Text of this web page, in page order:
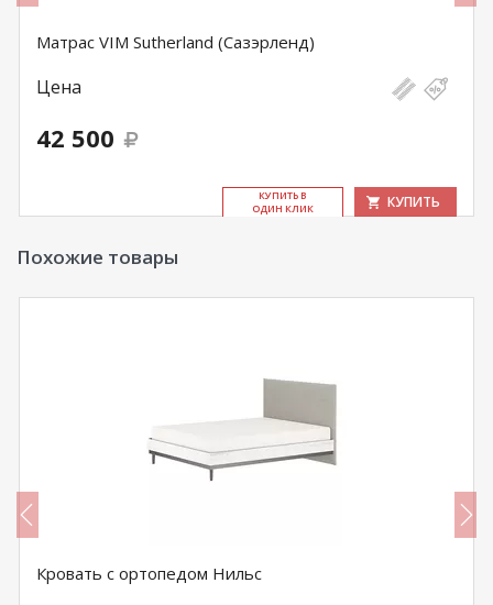
Матрас VIM Sutherland (Сазэрленд)
Цена
42 500
КУ­ПИТЬ В
ОДИН КЛИК
КУПИТЬ
Похожие товары
Кровать с ортопедом Нильс